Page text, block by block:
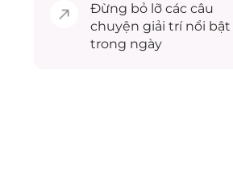
Đừng bỏ lỡ các câu
chuyện giải trínổi bật
trong ngày